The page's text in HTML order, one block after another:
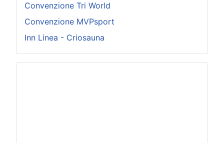
Convenzione Tri World
Convenzione MVPsport
Inn Linea - Criosauna